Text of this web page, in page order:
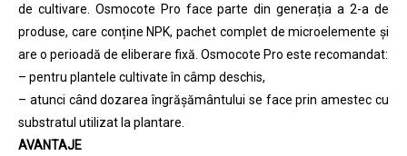
de cultivare. Osmocote Pro face parte din generația a 2-a de
produse, care conține NPK, pachet complet de microelemente și
are o perioadă de eliberare fixă. Osmocote Pro este recomandat:
– pentru plantele cultivate în câmp deschis,
– atunci când dozarea îngrăşământului se face prin amestec cu
substratul utilizat la plantare.
AVANTAJE